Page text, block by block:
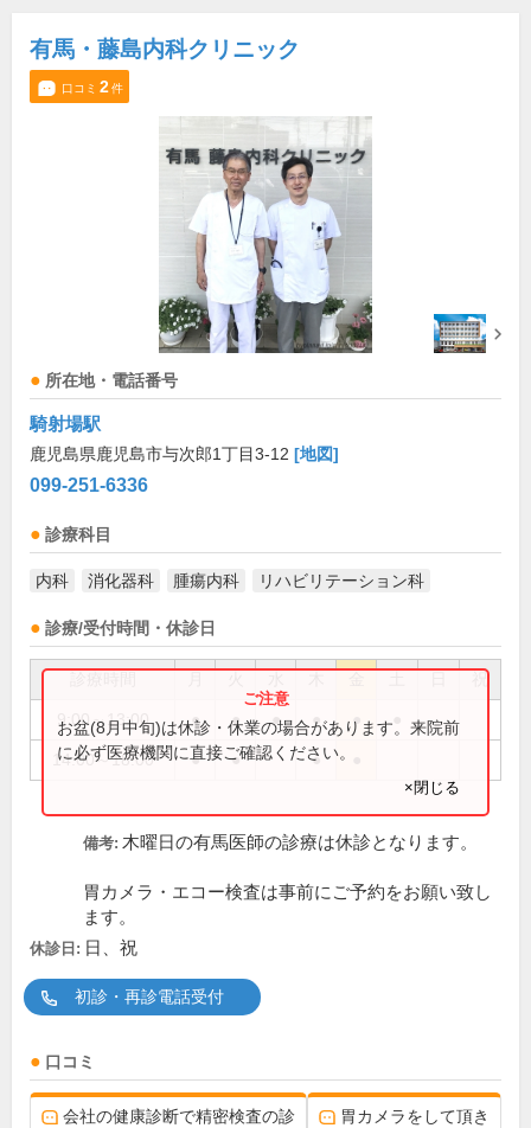
有馬・藤島内科クリニック
口コミ 2件
所在地・電話番号
騎射場駅
鹿児島県鹿児島市与次郎1丁目3-12 [地図]
099-251-6336
診療科目
内科 消化器科 腫瘍内科 リハビリテーション科
診療/受付時間・休診日
祝
9:00～13:00 ● ● ● ● ●
14:00～18:00 ● ● ●
お盆(8月中旬)は休診・休業の場合があります。来院前
に必ず医療機関に直接ご確認ください。
×閉じる
備考: 木曜日の有馬医師の診療は休診となります。
胃カメラ・エコー検査は事前にご予約をお願い致し
ます。
休診日: 日、祝
初診・再診電話受付
口コミ
会社の健康診断で精密検査の診
胃カメラをして頂き